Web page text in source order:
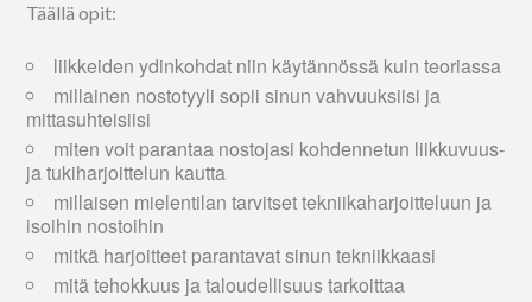
Täällä opit:
liikkeiden ydinkohdat niin käytännössä kuin teoriassa
millainen nostotyyli sopii sinun vahvuuksiisi ja
mittasuhteisiisi
miten voit parantaa nostojasi kohdennetun liikkuvuus-
ja tukiharjoittelun kautta
millaisen mielentilan tarvitset tekniikaharjoitteluun ja
isoihin nostoihin
mitkä harjoitteet parantavat sinun tekniikkaasi
mitä tehokkuus ja taloudellisuus tarkoittaa